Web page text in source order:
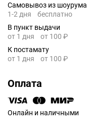
Самовывоз из шоурума
1-2 дня
бесплатно
В пункт выдачи
от 1 дня
от 100 ₽
К постамату
от 1 дня
от 100 ₽
Оплата
Онлайн и наличными